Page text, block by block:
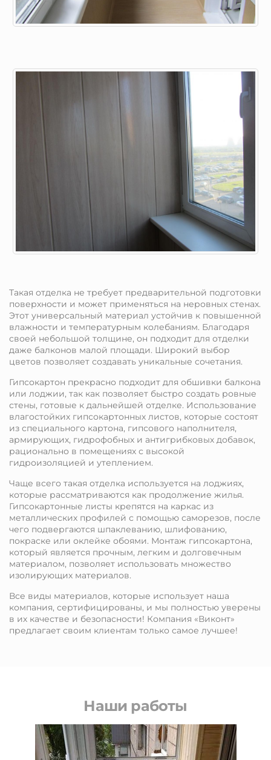
Такая отделка не требует предварительной подготовки
поверхности и может применяться на неровных стенах.
Этот универсальный материал устойчив к повышенной
влажности и температурным колебаниям. Благодаря
своей небольшой толщине, он подходит для отделки
даже балконов малой площади. Широкий выбор
цветов позволяет создавать уникальные сочетания.
Гипсокартон прекрасно подходит для обшивки балкона
или лоджии, так как позволяет быстро создать ровные
стены, готовые к дальнейшей отделке. Использование
влагостойких гипсокартонных листов, которые состоят
из специального картона, гипсового наполнителя,
армирующих, гидрофобных и антигрибковых добавок,
рационально в помещениях с высокой
гидроизоляцией и утеплением.
Чаще всего такая отделка используется на лоджиях,
которые рассматриваются как продолжение жилья.
Гипсокартонные листы крепятся на каркас из
металлических профилей с помощью саморезов, после
чего подвергаются шпаклеванию, шлифованию,
покраске или оклейке обоями. Монтаж гипсокартона,
который является прочным, легким и долговечным
материалом, позволяет использовать множество
изолирующих материалов.
Все виды материалов, которые использует наша
компания, сертифицированы, и мы полностью уверены
в их качестве и безопасности! Компания «Виконт»
предлагает своим клиентам только самое лучшее!
Наши работы